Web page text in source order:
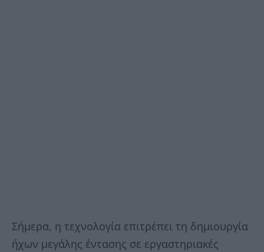
Σήμερα, η τεχνολογία επιτρέπει τη δημιουργία
ήχων μεγάλης έντασης σε εργαστηριακές